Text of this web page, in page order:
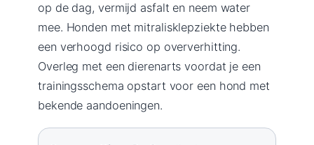
op de dag, vermijd asfalt en neem water
mee. Honden met mitralisklepziekte hebben
een verhoogd risico op oververhitting.
Overleg met een dierenarts voordat je een
trainingsschema opstart voor een hond met
bekende aandoeningen.